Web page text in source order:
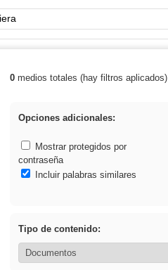
o frase:
Resultados de: vidriera
0medios totales (hay filtros aplicados)
Opciones adicionales:
Mostrar protegidos por
contraseña
Incluir palabras similares
Tipo de contenido: